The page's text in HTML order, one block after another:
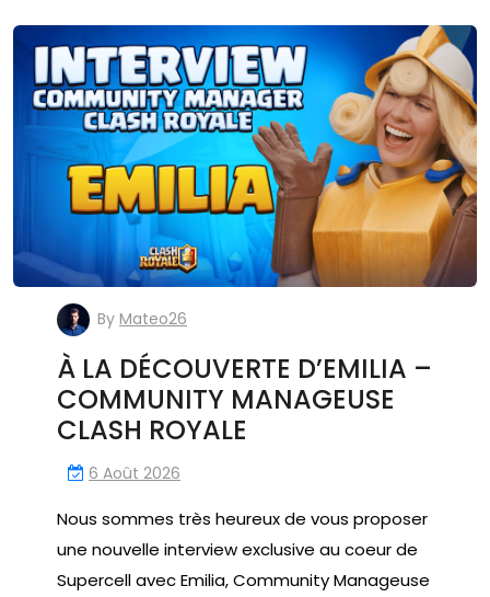
By Mateo26
À LA DÉCOUVERTE D’EMILIA –
COMMUNITY MANAGEUSE
CLASH ROYALE
6 Août 2026
Nous sommes très heureux de vous proposer
une nouvelle interview exclusive au coeur de
Supercell avec Emilia, Community Manageuse